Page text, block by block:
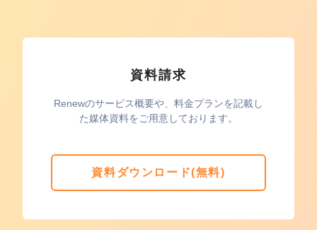
資料請求
Renewのサービス概要や、料金プランを記載し
た媒体資料をご用意しております。
資料ダウンロード(無料)